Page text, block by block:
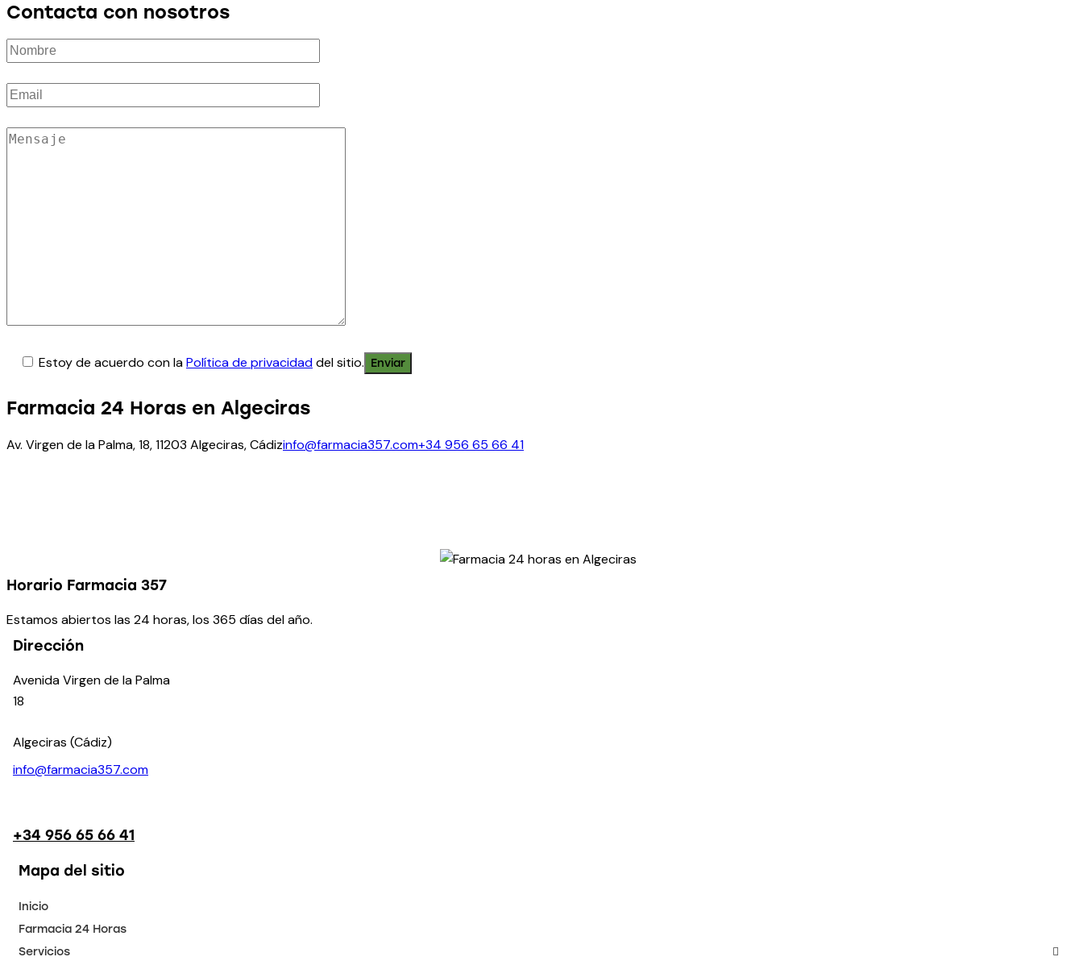
Contacta con nosotros
Estoy de acuerdo con laPolítica de privacidaddel sitio.
Farmacia 24 Horas en Algeciras
Av. Virgen de la Palma, 18, 11203 Algeciras, Cádizinfo@farmacia357.com+34 956 65 66 41
Horario Farmacia 357
Estamos abiertos las 24 horas, los 365 días del año.
Dirección
Avenida Virgen de la Palma
18
Algeciras (Cádiz)
info@farmacia357.com
+34 956 65 66 41
Mapa del sitio
Inicio
Farmacia 24 Horas
Servicios